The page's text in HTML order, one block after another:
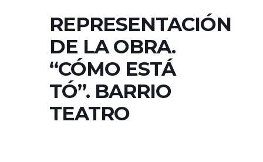
REPRESENTACIÓN
DE LA OBRA.
“CÓMO ESTÁ
TÓ”. BARRIO
TEATRO